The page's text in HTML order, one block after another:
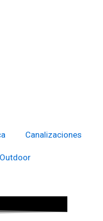
Canalizaciones
Outdoor